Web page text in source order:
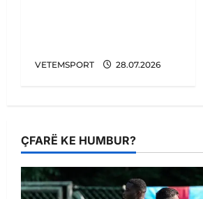
VETEMSPORT 28.07.2026
ÇFARË KE HUMBUR?